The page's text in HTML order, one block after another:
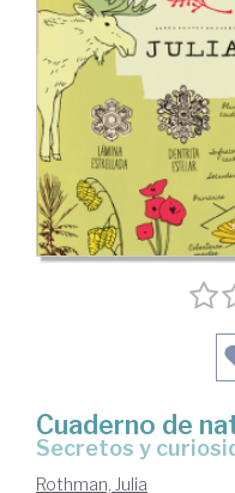
Cuaderno de
secretos y
Rothman, Julia